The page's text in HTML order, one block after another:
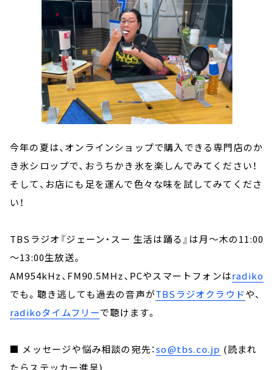
今年の夏は、オンラインショップで購入できる専門店のか
き氷シロップで、おうちかき氷を楽しんでみてください！
そして、お店にも足を運んで色々な味を試してみてくださ
い！
TBSラジオ『ジェーン・スー 生活は踊る』は月～木の11:00
～13:00生放送。
AM954kHz、FM90.5MHz、PCやスマートフォンはradiko
でも。聴き逃しても過去の音声がTBSラジオクラウドや、
radikoタイムフリーで聴けます。
■ メッセージや悩み相談の宛先：so@tbs.co.jp (読まれ